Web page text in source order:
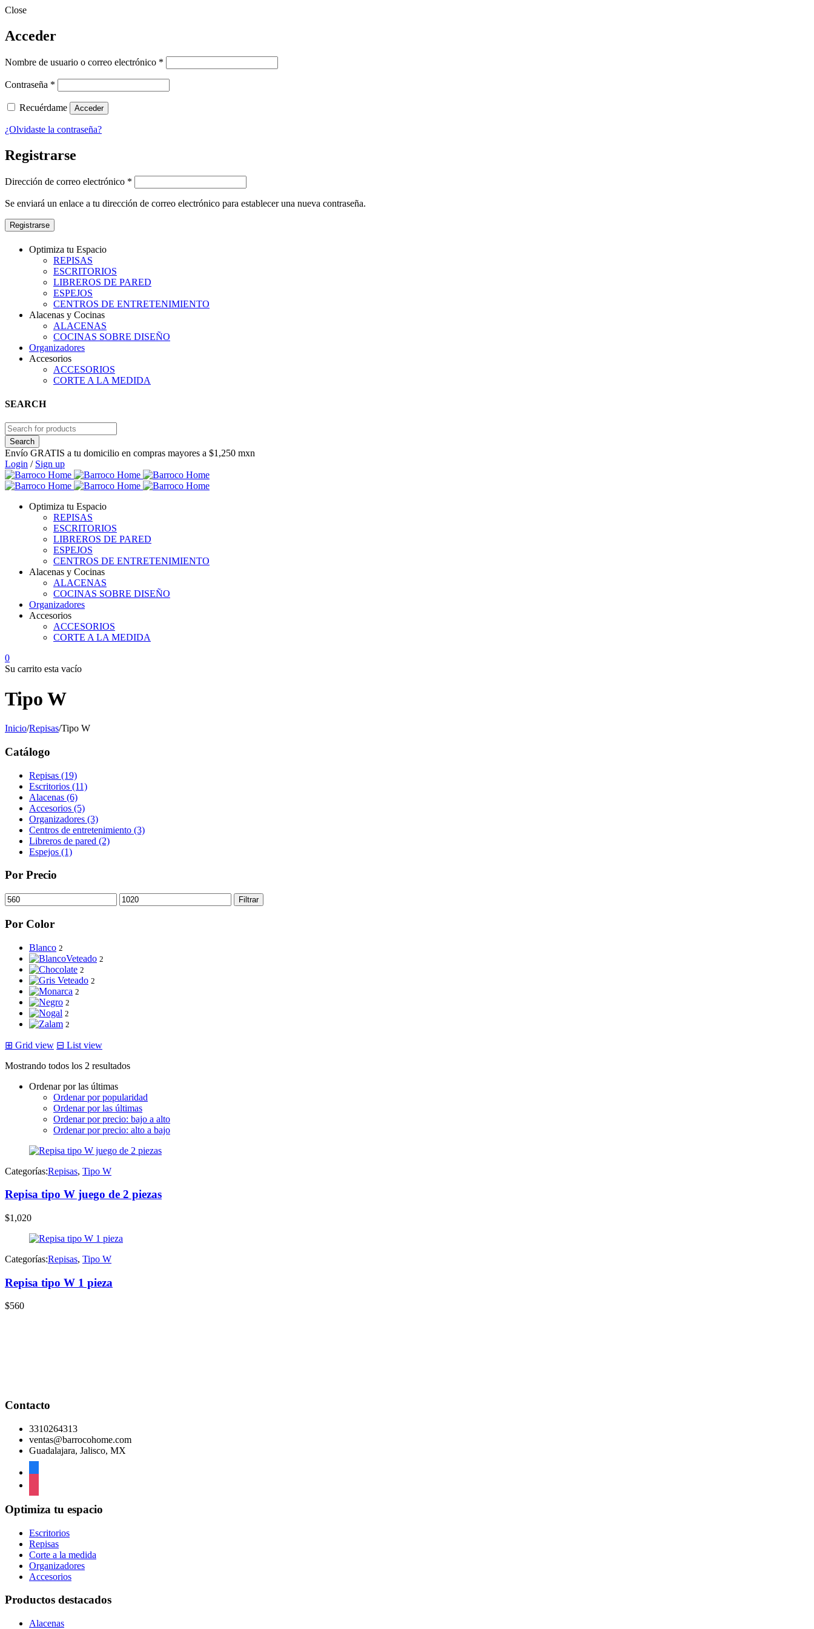
Close
Acceder
Nombre de usuario o correo electrónico *
Contraseña *
Recuérdame Acceder
¿Olvidaste la contraseña?
Registrarse
Dirección de correo electrónico *
Se enviará un enlace a tu dirección de correo electrónico para establecer una nueva contraseña.
Registrarse
Optimiza tu Espacio
REPISAS
ESCRITORIOS
LIBREROS DE PARED
ESPEJOS
CENTROS DE ENTRETENIMIENTO
Alacenas y Cocinas
ALACENAS
COCINAS SOBRE DISEÑO
Organizadores
Accesorios
ACCESORIOS
CORTE A LA MEDIDA
SEARCH
Envío GRATIS a tu domicilio en compras mayores a $1,250 mxn
Login / Sign up
Optimiza tu Espacio
REPISAS
ESCRITORIOS
LIBREROS DE PARED
ESPEJOS
CENTROS DE ENTRETENIMIENTO
Alacenas y Cocinas
ALACENAS
COCINAS SOBRE DISEÑO
Organizadores
Accesorios
ACCESORIOS
CORTE A LA MEDIDA
0
Su carrito esta vacío
Tipo W
Inicio/Repisas/Tipo W
Catálogo
Repisas (19)
Escritorios (11)
Alacenas (6)
Accesorios (5)
Organizadores (3)
Centros de entretenimiento (3)
Libreros de pared (2)
Espejos (1)
Por Precio
Precio
mínimo
Precio
máximo
Filtrar
Por Color
Blanco 2
2
2
2
2
2
2
2
⊞ Grid view ⊟ List view
Mostrando todos los 2 resultadosSorted
Ordenar por las últimas
Ordenar por popularidad
Ordenar por las últimas
Ordenar por precio: bajo a alto
Ordenar por precio: alto a bajo
Categorías:Repisas, Tipo W
Repisa tipo W juego de 2 piezas
$1,020
Categorías:Repisas, Tipo W
Repisa tipo W 1 pieza
$560
Contacto
3310264313
ventas@barrocohome.com
Guadalajara, Jalisco, MX
Optimiza tu espacio
Escritorios
Repisas
Corte a la medida
Organizadores
Accesorios
Productos destacados
Alacenas